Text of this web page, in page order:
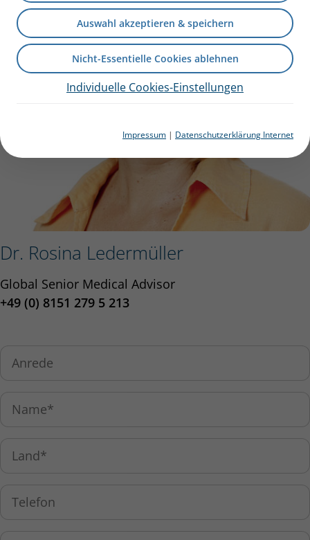
Auswahl akzeptieren & speichern
Nicht-Essentielle Cookies ablehnen
Individuelle Cookies-Einstellungen
Impressum | Datenschutzerklärung Internet
Dr. Rosina Ledermüller
Global Senior Medical Advisor
+49 (0) 8151 279 5 213